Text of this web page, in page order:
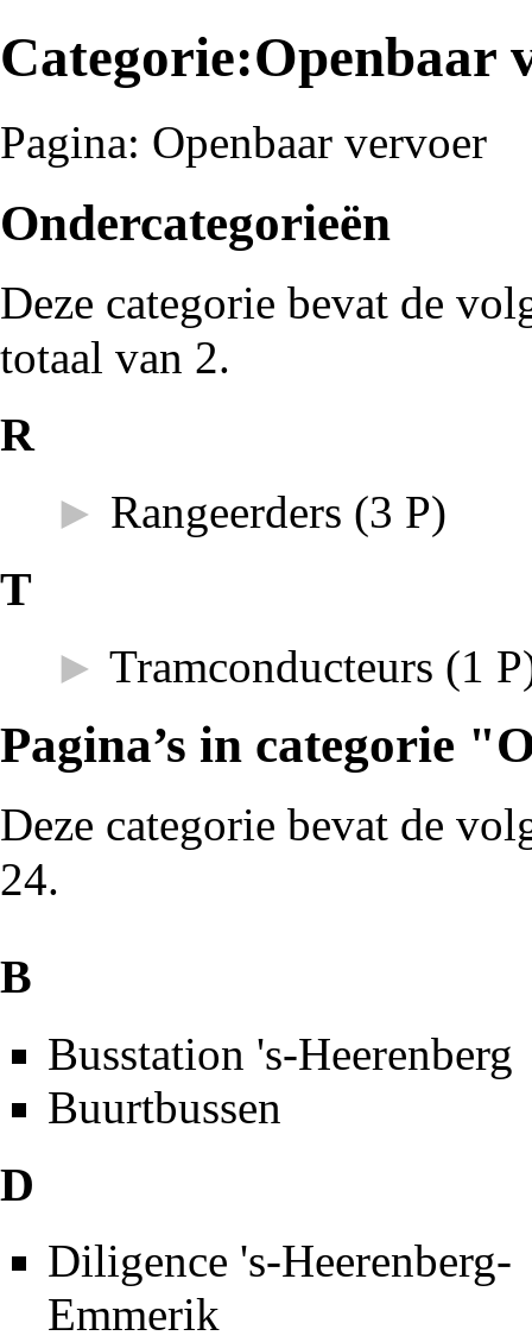
Categorie:Openbaar
Pagina: Openbaar vervoer
Ondercategorieën
Deze categorie bevat de
totaal van 2.
R
► Rangeerders (3 P)
T
► Tramconducteurs (1
Pagina’s in categorie
Deze categorie bevat de
24.
B
Busstation 's-Heerenberg
Buurtbussen
D
Diligence 's-Heerenberg-
Emmerik